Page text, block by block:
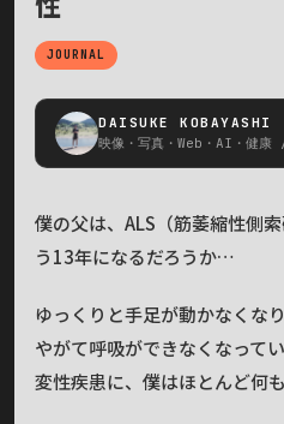
JOURNAL
DAISUKE KOBAYASHI
映像・写真・Web・AI・健
僕の父は、ALS（筋萎縮性側
う13年になるだろうか…
ゆっくりと手足が動かなくな
やがて呼吸ができなくなって
変性疾患に、僕はほとんど何